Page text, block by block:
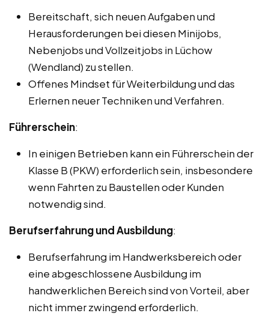
Bereitschaft, sich neuen Aufgaben und
Herausforderungen bei diesen Minijobs,
Nebenjobs und Vollzeitjobs in Lüchow
(Wendland) zu stellen.
Offenes Mindset für Weiterbildung und das
Erlernen neuer Techniken und Verfahren.
Führerschein:
In einigen Betrieben kann ein Führerschein der
Klasse B (PKW) erforderlich sein, insbesondere
wenn Fahrten zu Baustellen oder Kunden
notwendig sind.
Berufserfahrung und Ausbildung:
Berufserfahrung im Handwerksbereich oder
eine abgeschlossene Ausbildung im
handwerklichen Bereich sind von Vorteil, aber
nicht immer zwingend erforderlich.